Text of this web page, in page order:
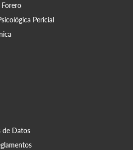
Pericial
de Datos